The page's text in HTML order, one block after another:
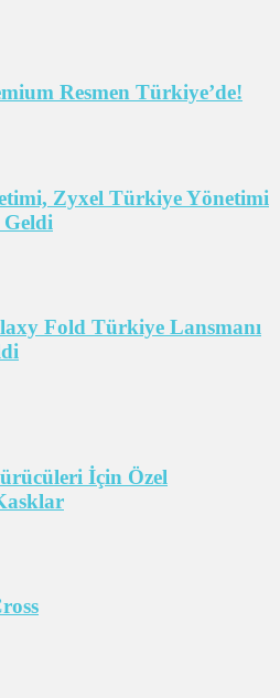
Resmen Türkiye’de!
Zyxel Türkiye Yönetimi
Fold Türkiye Lansmanı
İçin Özel